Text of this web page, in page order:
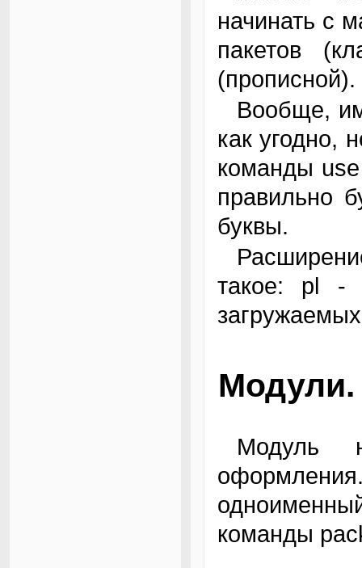
начинать с
пакетов
(прописной).
Вообще, имена модулей допустимо именовать
как угодно,
команды
правильно
буквы.
Расширение имен файлов (суффикс) принято
такое: pl -
Модули.
Модуль не требует никакого особого
команды